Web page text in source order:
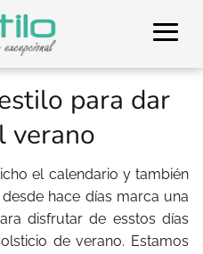
para dar
verano
el calendario y también
hace días marca una
disfrutar de esstos días
de verano. Estamos